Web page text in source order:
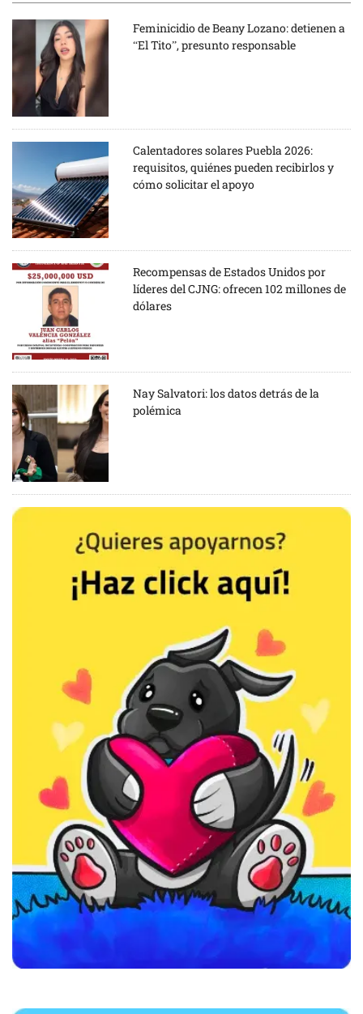
Feminicidio de Beany Lozano: detienen a
“El Tito”, presunto responsable
Calentadores solares Puebla 2026:
requisitos, quiénes pueden recibirlos y
cómo solicitar el apoyo
Recompensas de Estados Unidos por
líderes del CJNG: ofrecen 102 millones de
dólares
Nay Salvatori: los datos detrás de la
polémica